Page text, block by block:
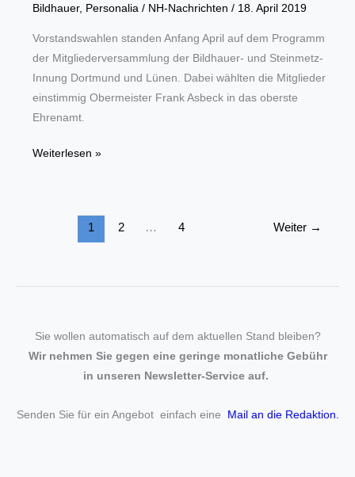
Bildhauer, Personalia / NH-Nachrichten / 18. April 2019
Vorstandswahlen standen Anfang April auf dem Programm
der Mitgliederversammlung der Bildhauer- und Steinmetz-
Innung Dortmund und Lünen. Dabei wählten die Mitglieder
einstimmig Obermeister Frank Asbeck in das oberste
Ehrenamt.
Steinmetz-
Weiterlesen »
1 2 … 4 Weiter →
Sie wollen automatisch auf dem aktuellen Stand bleiben?
Wir nehmen Sie gegen eine geringe monatliche Gebühr
in unseren Newsletter-Service auf.
Senden Sie für ein Angebot einfach eine Mail an die Redaktion